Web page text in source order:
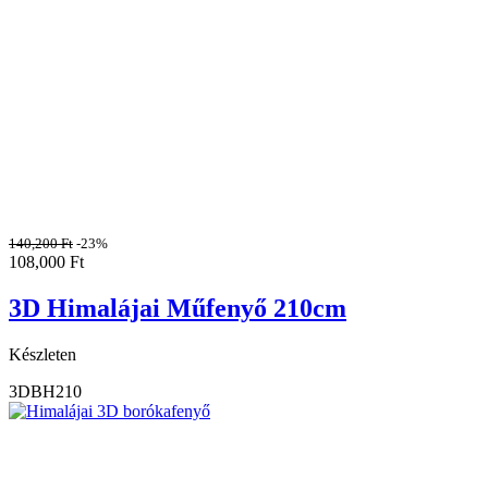
140,200Ft -23%
108,000 Ft
3D Himalájai Műfenyő 210cm
Készleten
3DBH210